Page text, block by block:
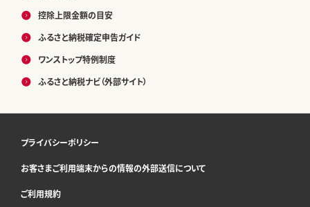
控除上限金額の目安
ふるさと納税確定申告ガイド
ワンストップ特例制度
ふるさと納税ナビ（外部サイト）
プライバシーポリシー
お客さまご利用端末からの情報の外部送信について
ご利用規約